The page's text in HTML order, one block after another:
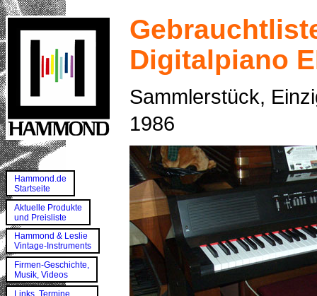
Hammond.de
Startseite
Aktuelle Produkte
und Preisliste
Hammond & Leslie
Vintage-Instruments
Firmen-Geschichte,
Musik, Videos
Links, Termine,
Digitalpiano
Sammlerstück,
1986